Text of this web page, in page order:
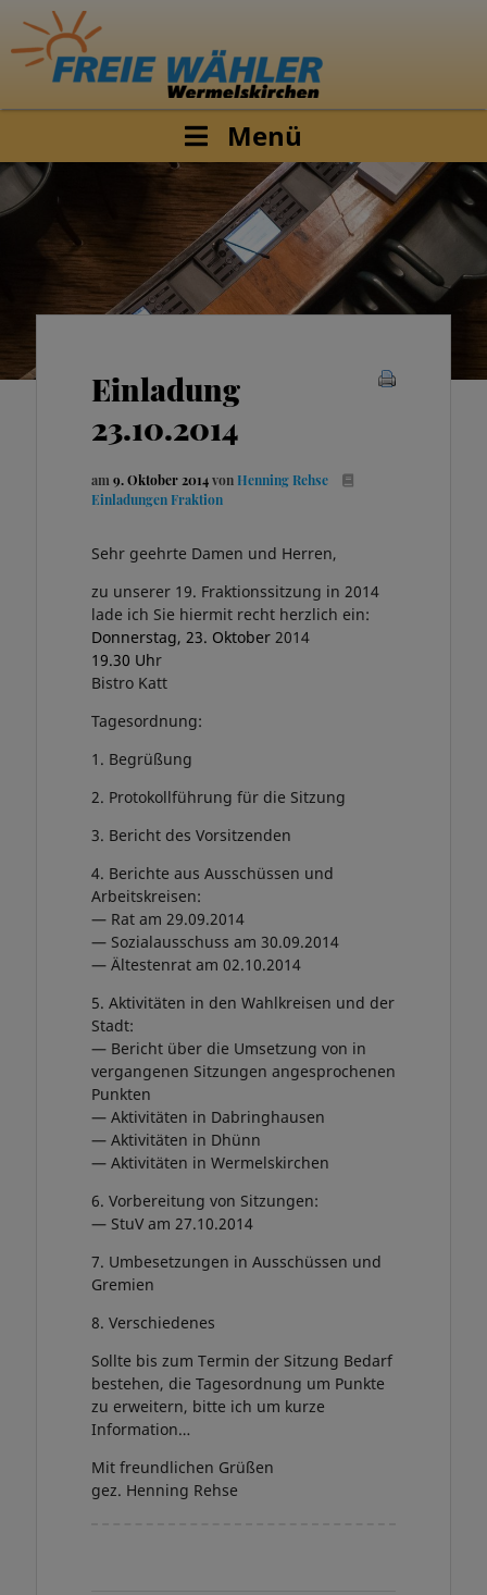
Menü
Einladung
23.10.2014
am 9. Oktober 2014von Henning Rehse
Einladungen Fraktion
Sehr geehrte Damen und Herren,
zu unserer 19. Fraktionssitzung in 2014
lade ich Sie hiermit recht herzlich ein:
Donnerstag, 23. Oktober2014
19.30 Uhr
Bistro Katt
Tagesordnung:
1. Begrüßung
2. Protokollführung für die Sitzung
3. Bericht des Vorsitzenden
4. Berichte aus Ausschüssen und
Arbeitskreisen:
— Rat am 29.09.2014
— Sozialausschuss am 30.09.2014
— Ältestenrat am 02.10.2014
5. Aktivitäten in den Wahlkreisen und der
Stadt:
— Bericht über die Umsetzung von in
vergangenen Sitzungen angesprochenen
Punkten
— Aktivitäten in Dabringhausen
— Aktivitäten in Dhünn
— Aktivitäten in Wermelskirchen
6. Vorbereitung von Sitzungen:
— StuV am 27.10.2014
7. Umbesetzungen in Ausschüssen und
Gremien
8. Verschiedenes
Sollte bis zum Termin der Sitzung Bedarf
bestehen, die Tagesordnung um Punkte
zu erweitern, bitte ich um kurze
Information…
Mit freundlichen Grüßen
gez. Henning Rehse